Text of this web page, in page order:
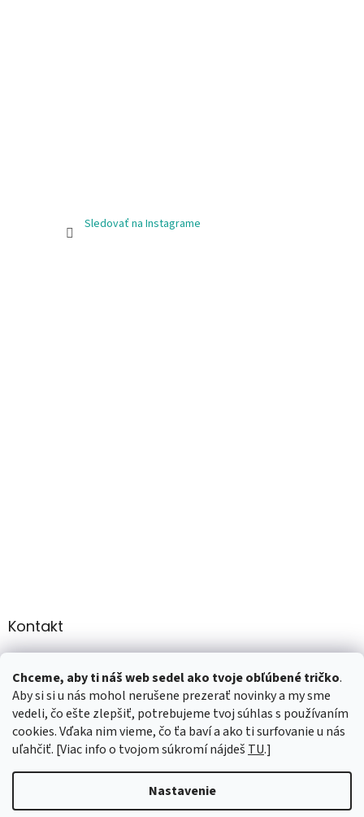
Chceme, aby ti náš web sedel ako tvoje obľúbené tričko.
Aby si si u nás mohol nerušene prezerať novinky a my sme
vedeli, čo ešte zlepšiť, potrebujeme tvoj súhlas s používaním
cookies. Vďaka nim vieme, čo ťa baví a ako ti surfovanie u nás
uľahčiť. [Viac info o tvojom súkromí nájdeš TU.]
Nastavenie
Sledovať na Instagrame
Kontakt
+421 907947783
Vytvoril Shoptet